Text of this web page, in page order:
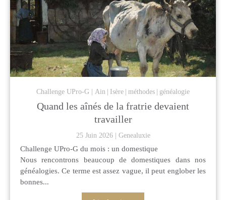
Challenge UPro-G Ain Isère méthodes généalogie
Quand les aînés de la fratrie devaient
travailler
25 Juin 2026 Genealuxie
Challenge UPro-G du mois : un domestique
Nous rencontrons beaucoup de domestiques dans nos
généalogies. Ce terme est assez vague, il peut englober les
bonnes...